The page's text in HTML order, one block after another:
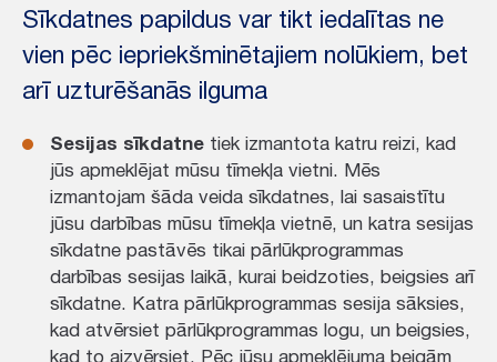
Sīkdatnes papildus var tikt iedalītas ne
vien pēc iepriekšminētajiem nolūkiem, bet
arī uzturēšanās ilguma
Sesijas sīkdatne tiek izmantota katru reizi, kad
jūs apmeklējat mūsu tīmekļa vietni. Mēs
izmantojam šāda veida sīkdatnes, lai sasaistītu
jūsu darbības mūsu tīmekļa vietnē, un katra sesijas
sīkdatne pastāvēs tikai pārlūkprogrammas
darbības sesijas laikā, kurai beidzoties, beigsies arī
sīkdatne. Katra pārlūkprogrammas sesija sāksies,
kad atvērsiet pārlūkprogrammas logu, un beigsies,
kad to aizvērsiet. Pēc jūsu apmeklējuma beigām